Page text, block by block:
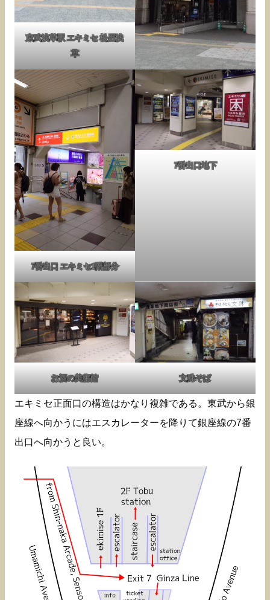
東武浅草駅 エキミセ 松屋浅
草
7番出口 エキミセ1階部分
7番出口地下
お酒の美術館 文殊そば
エキミセ正面口の構造はかなり複雑である。東武から銀
座線へ向かうにはエスカレーターを降りて銀座線の7番
出口へ向かうと良い。